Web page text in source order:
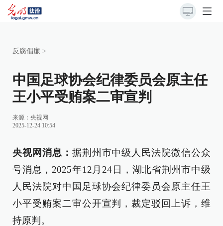
反腐倡廉 >
中国足球协会纪律委员会原主任
王小平受贿案二审宣判
来源： 央视网
2025-12-24 10:54
央视网消息： 据荆州市中级人民法院微信公众
号消息，2025年12月24日，湖北省荆州市中级
人民法院对中国足球协会纪律委员会原主任王
小平受贿案二审公开宣判，裁定驳回上诉，维
持原判。